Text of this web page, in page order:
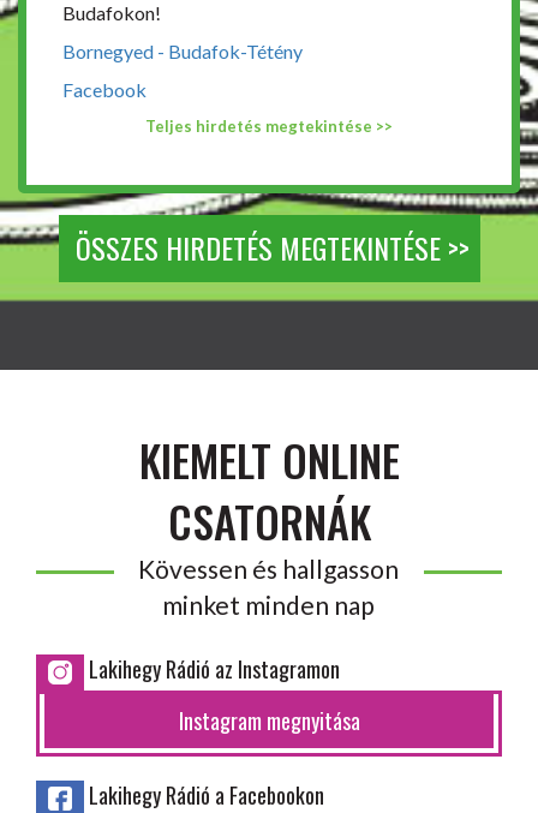
Budafokon!
Bornegyed - Budafok-Tétény
Facebook
Teljes hirdetés megtekintése >>
ÖSSZES HIRDETÉS MEGTEKINTÉSE >>
KIEMELT ONLINE
CSATORNÁK
Kövessen és hallgasson
minket minden nap
Lakihegy Rádió az Instagramon
Instagram megnyitása
Lakihegy Rádió a Facebookon